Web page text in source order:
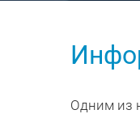
Одним из